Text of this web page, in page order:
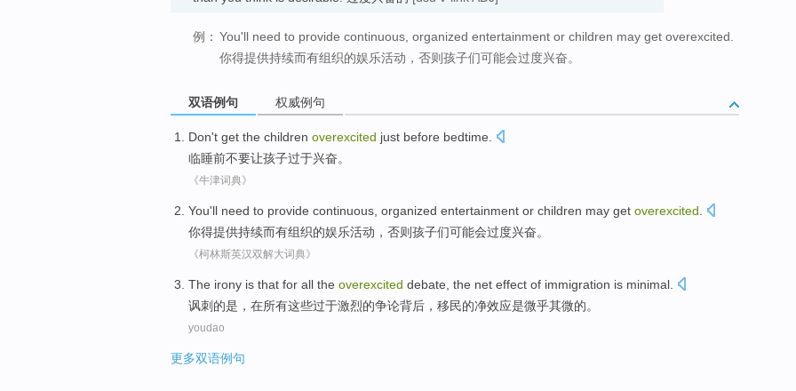
例： You'll need to provide continuous, organized entertainment or children may get overexcited.
你得提供持续而有组织的娱乐活动，否则孩子们可能会过度兴奋。
双语例句 权威例句
Don't get the children overexcited just before bedtime.
临睡前不要让孩子过于兴奋。
《牛津词典》
You'll need to provide continuous organized entertainment or children may get overexcited
你得提供持续而有组织的娱乐活动 ， 否则孩子们可能会过度兴奋。
《柯林斯英汉双解大词典》
The irony is that for all the overexcited debate the net effect of immigration is minimal.
讽刺 的是 ， 在所有这些过于激烈的争论背后， 移民的净效应是微乎其微的。
youdao
更多双语例句